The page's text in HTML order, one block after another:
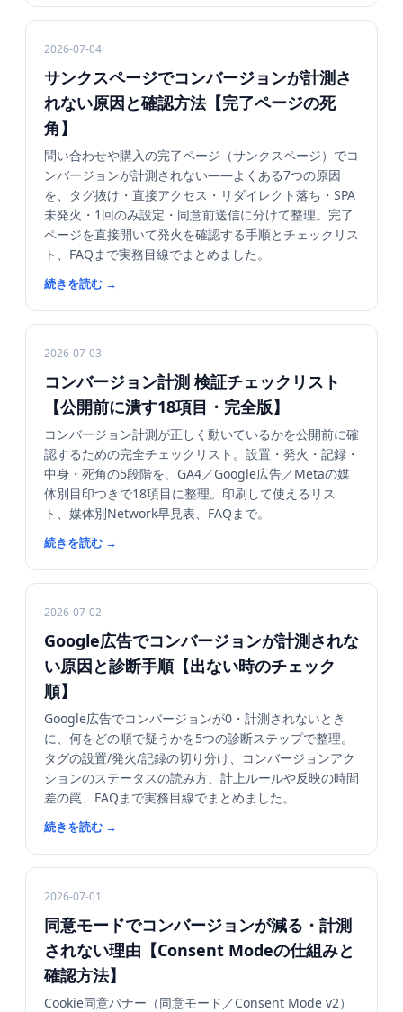
2026-07-04
サンクスページでコンバージョンが計測さ
れない原因と確認方法【完了ページの死
角】
問い合わせや購入の完了ページ（サンクスページ）でコ
ンバージョンが計測されない——よくある7つの原因
を、タグ抜け・直接アクセス・リダイレクト落ち・SPA
未発火・1回のみ設定・同意前送信に分けて整理。完了
ページを直接開いて発火を確認する手順とチェックリス
ト、FAQまで実務目線でまとめました。
続きを読む →
2026-07-03
コンバージョン計測 検証チェックリスト
【公開前に潰す18項目・完全版】
コンバージョン計測が正しく動いているかを公開前に確
認するための完全チェックリスト。設置・発火・記録・
中身・死角の5段階を、GA4／Google広告／Metaの媒
体別目印つきで18項目に整理。印刷して使えるリス
ト、媒体別Network早見表、FAQまで。
続きを読む →
2026-07-02
Google広告でコンバージョンが計測されな
い原因と診断手順【出ない時のチェック
順】
Google広告でコンバージョンが0・計測されないとき
に、何をどの順で疑うかを5つの診断ステップで整理。
タグの設置/発火/記録の切り分け、コンバージョンアク
ションのステータスの読み方、計上ルールや反映の時間
差の罠、FAQまで実務目線でまとめました。
続きを読む →
2026-07-01
同意モードでコンバージョンが減る・計測
されない理由【Consent Modeの仕組みと
確認方法】
Cookie同意バナー（同意モード／Consent Mode v2）